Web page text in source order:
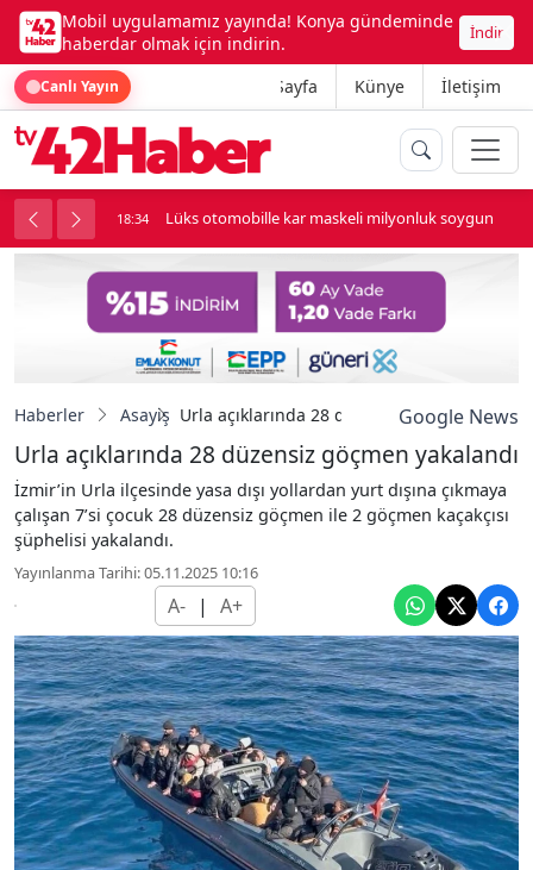
Mobil uygulamamız yayında! Konya gündeminde
haberdar olmak için indirin.
İndir
Canlı Yayın Ana Sayfa Künye İletişim
kavga çıktı 18:34 Lüks otomobille kar maskeli milyonluk soygun
Haberler Asayiş Urla açıklarında 28 düzensiz göçmen
Google News
Urla açıklarında 28 düzensiz göçmen yakalandı
İzmir’in Urla ilçesinde yasa dışı yollardan yurt dışına çıkmaya
çalışan 7’si çocuk 28 düzensiz göçmen ile 2 göçmen kaçakçısı
şüphelisi yakalandı.
Yayınlanma Tarihi: 05.11.2025 10:16
A- | A+